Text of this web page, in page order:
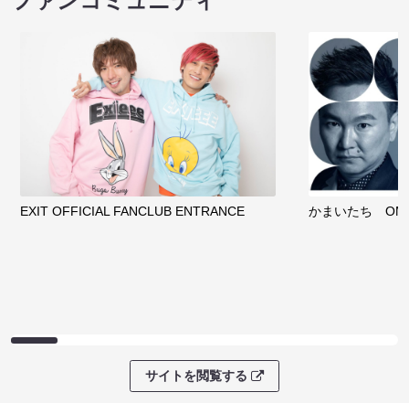
EXIT OFFICIAL FANCLUB ENTRANCE かまいたち
サイトを閲覧する